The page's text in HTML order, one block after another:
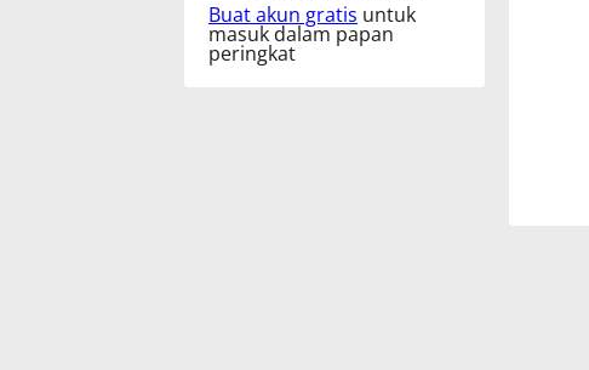
हिन्दी
Buat akun gratis untuk
masuk dalam papan
peringkat